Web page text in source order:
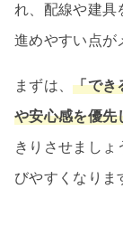
れ、配線や建具
進めやすい点が
まずは、「でき
や安心感を優先
きりさせまし
びやすくなりま